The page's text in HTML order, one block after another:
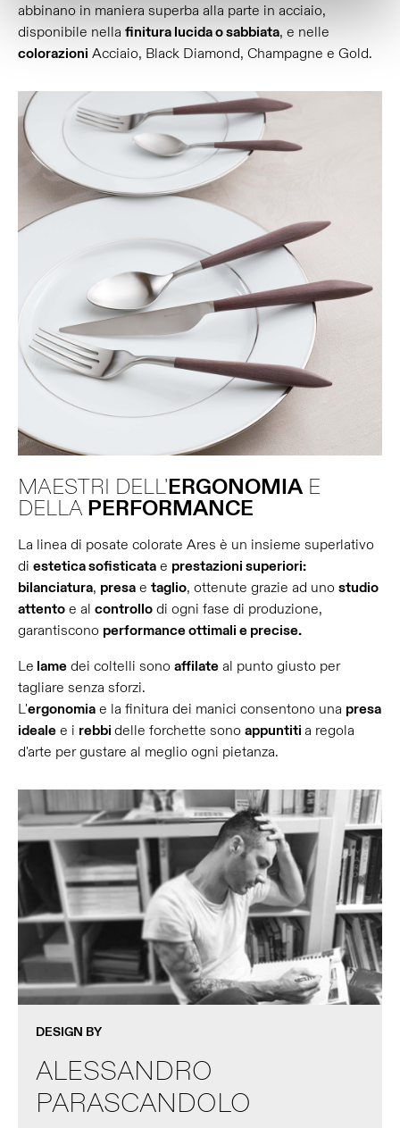
abbinano in maniera superba alla parte in acciaio,
disponibile nella finitura lucida o sabbiata, e nelle
colorazioni Acciaio, Black Diamond, Champagne e Gold.
MAESTRI DELL'ERGONOMIAE
DELLA PERFORMANCE
La linea di posate colorate Ares è un insieme superlativo
di estetica sofisticata e prestazioni superiori:
bilanciatura, presa e taglio, ottenute grazie ad uno studio
attento e al controllo di ogni fase di produzione,
garantiscono performance ottimali e precise.
Le lame dei coltelli sono affilate al punto giusto per
tagliare senza sforzi.
L'ergonomia e la finitura dei manici consentono una presa
ideale e i rebbi delle forchette sono appuntiti a regola
d'arte per gustare al meglio ogni pietanza.
DESIGN BY
ALESSANDRO
PARASCANDOLO